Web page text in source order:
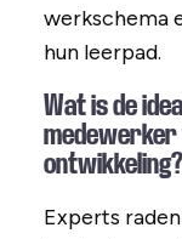
werkschema
hun leerpad.
Wat is de
ontwikkeling?
Experts